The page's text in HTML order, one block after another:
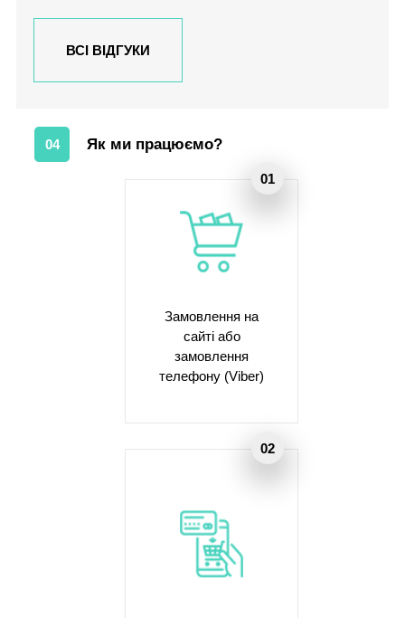
ВСІ ВІДГУКИ
04 Як ми працюємо?
Замовлення на
сайті або
замовлення
телефону (Viber)